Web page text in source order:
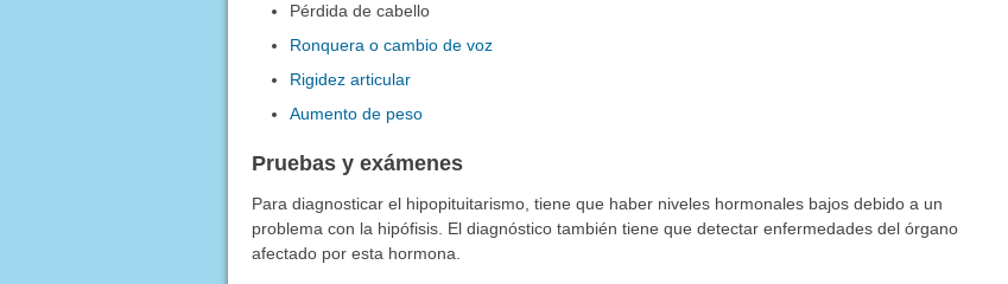
Pérdida de cabello
Ronquera o cambio de voz
Rigidez articular
Aumento de peso
Pruebas y exámenes
Para diagnosticar el hipopituitarismo, tiene que haber niveles hormonales bajos debido a un
problema con la hipófisis. El diagnóstico también tiene que detectar enfermedades del órgano
afectado por esta hormona.